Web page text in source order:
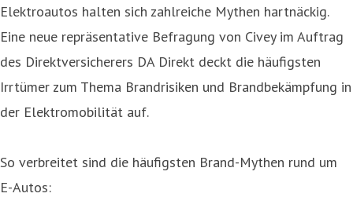
Elektroautos halten sich zahlreiche Mythen hartnäckig.
Eine neue repräsentative Befragung von Civey im Auftrag
des Direktversicherers DA Direkt deckt die häufigsten
Irrtümer zum Thema Brandrisiken und Brandbekämpfung in
der Elektromobilität auf.
So verbreitet sind die häufigsten Brand-Mythen rund um
E-Autos: